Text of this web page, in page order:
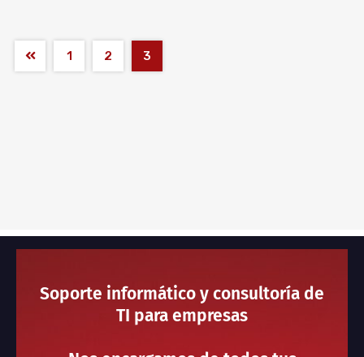
1 2 3
Soporte informático y consultoría de
TI para empresas